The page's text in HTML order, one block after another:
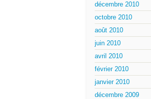
décembre 2010
octobre 2010
août 2010
juin 2010
avril 2010
février 2010
janvier 2010
décembre 2009